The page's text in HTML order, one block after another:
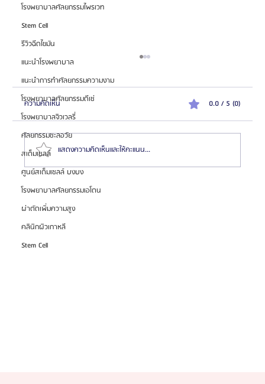
โรงพยาบาลศัลยกรรมไพรเวท
Stem Cell
รีวิวฉีดไขมัน
แนะนำโรงพยาบาล
แนะนำการทำศัลยกรรมความงาม
โรงพยาบาลศัลยกรรมดีเซ่
โรงพยาบาลจิวเวลรี่
ศัลยกรรมชะลอวัย
สเต็มเซลล์
ศูนย์สเต็มเซลล์ บงบง
โรงพยาบาลศัลยกรรมเอโตน
ผ่าตัดเพิ่มความสูง
คลินิกผิวเกาหลี
Stem Cell
ทำไมต้องไปผ่าตัดขากรรไกรและโครงหน้าที่เกาหลี? แตก
ต่างจากประเทศอื่นยังไง
ความคิดเห็น 0.0 / 5 (0)
แสดงความคิดเห็นและให้คะแนน...